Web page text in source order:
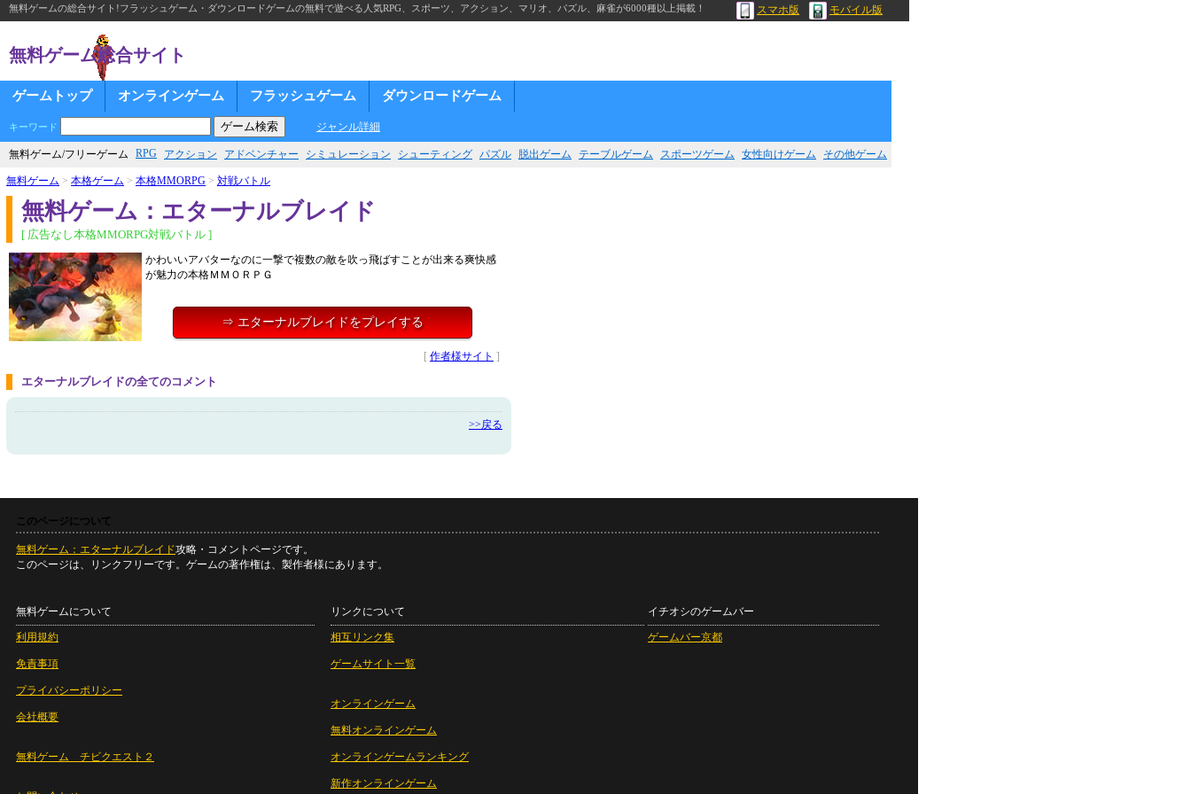
無料ゲームの総合サイト!フラッシュゲーム・ダウンロードゲームの無料で遊べる人気RPG、スポーツ、アクション、マリオ、パズル、麻雀が6000種以上掲載！ スマホ版 モバイル版
無料ゲーム総合サイト
ゲームトップ オンラインゲーム フラッシュゲーム ダウンロードゲーム
キーワード ジャンル詳細
無料ゲーム/フリーゲーム RPG アクション アドベンチャー シミュレーション シューティング パズル 脱出ゲーム テーブルゲーム スポーツゲーム 女性向けゲーム その他ゲーム
無料ゲーム > 本格ゲーム > 本格MMORPG > 対戦バトル
無料ゲーム：エターナルブレイド
[ 広告なし本格MMORPG対戦バトル ]
かわいいアバターなのに一撃で複数の敵を吹っ飛ばすことが出来る爽快感
が魅力の本格ＭＭＯＲＰＧ
⇒ エターナルブレイドをプレイする
[ 作者様サイト ]
エターナルブレイドの全てのコメント
>>戻る
このページについて
無料ゲーム：エターナルブレイド攻略・コメントページです。
このページは、リンクフリーです。ゲームの著作権は、製作者様にあります。
無料ゲームについて
利用規約
免責事項
プライバシーポリシー
会社概要
無料ゲーム チビクエスト２
リンクについて
相互リンク集
ゲームサイト一覧
オンラインゲーム
無料オンラインゲーム
オンラインゲームランキング
新作オンラインゲーム
イチオシのゲームバー
ゲームバー京都